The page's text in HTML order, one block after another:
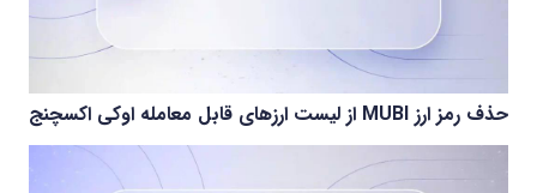
حذف رمز ارز MUBI از لیست ارزهای قابل معامله اوکی اکسچنج